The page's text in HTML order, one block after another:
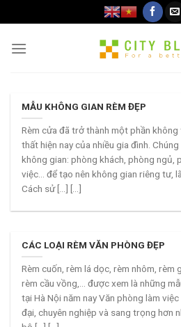
to
content
MẪU KHÔNG GIAN RÈM ĐẸP
Rèm cửa đã trở thành một phần
thất hiện nay của nhiều gia đình.
không gian: phòng khách, phòng ngủ,
việc… để tạo nên không gian riêng tư,
Cách sử [...] [...]
CÁC LOẠI RÈM VĂN PHÒNG ĐẸP
Rèm cuốn, rèm lá dọc, rèm nhôm, rèm
rèm cầu vồng,… được xem là những
tại Hà Nội năm nay Văn phòng làm
đại, chuyên nghiệp và sang trọng hơn